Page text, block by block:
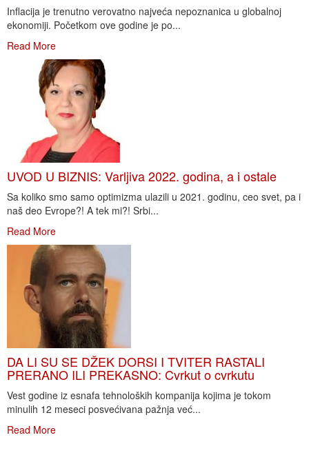
Inflacija je trenutno verovatno najveća nepoznanica u globalnoj
ekonomiji. Početkom ove godine je po...
Read More
UVOD U BIZNIS: Varljiva 2022. godina, a i ostale
Sa koliko smo samo optimizma ulazili u 2021. godinu, ceo svet, pa i
naš deo Evrope?! A tek mi?! Srbi...
Read More
DA LI SU SE DŽEK DORSI I TVITER RASTALI
PRERANO ILI PREKASNO: Cvrkut o cvrkutu
Vest godine iz esnafa tehnoloških kompanija kojima je tokom
minulih 12 meseci posvećivana pažnja već...
Read More